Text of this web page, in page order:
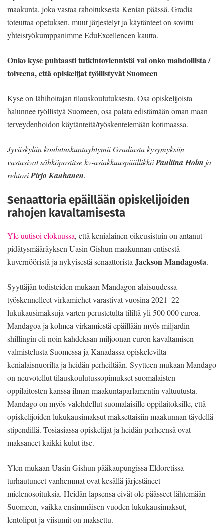
maakunta, joka vastaa rahoituksesta Kenian päässä. Gradia
toteuttaa opetuksen, muut järjestelyt ja käytänteet on sovittu
yhteistyökumppanimme EduExcellencen kautta.
Onko kyse puhtaasti tutkintoviennistä vai onko mahdollista /
toiveena, että opiskelijat työllistyvät Suomeen
Kyse on lähihoitajan tilauskoulutuksesta. Osa opiskelijoista
halunnee työllistyä Suomeen, osa palata edistämään oman maan
terveydenhoidon käytänteitä/työskentelemään kotimaassa.
Jyväskylän koulutuskuntayhtymä Gradiasta kysymyksiin
vastasivat sähköpostitse kv-asiakkuuspäällikköPauliina Holm ja
rehtoriPirjo Kauhanen.
Senaattoria epäillään opiskelijoiden
rahojen kavaltamisesta
Yle uutisoi elokuussa, että kenialainen oikeusistuin on antanut
pidätysmääräyksen Uasin Gishun maakunnan entisestä
kuvernööristä ja nykyisestä senaattoristaJackson Mandagosta.
Syyttäjän todisteiden mukaan Mandagon alaisuudessa
työskennelleet virkamiehet varastivat vuosina 2021–22
lukukausimaksuja varten perustetulta tililtä yli 500 000 euroa.
Mandagoa ja kolmea virkamiestä epäillään myös miljardin
shillingin eli noin kahdeksan miljoonan euron kavaltamisen
valmistelusta Suomessa ja Kanadassa opiskelevilta
kenialaisnuorilta ja heidän perheiltään. Syytteen mukaan Mandago
on neuvotellut tilauskoulutussopimukset suomalaisten
oppilaitosten kanssa ilman maakuntaparlamentin valtuutusta.
Mandago on myös valehdellut suomalaisille oppilaitoksille, että
opiskelijoiden lukukausimaksut maksettaisiin maakunnan täydellä
stipendillä. Tosiasiassa opiskelijat ja heidän perheensä ovat
maksaneet kaikki kulut itse.
Ylen mukaan Uasin Gishun pääkaupungissa Eldoretissa
turhautuneet vanhemmat ovat kesällä järjestäneet
mielenosoituksia. Heidän lapsensa eivät ole päässeet lähtemään
Suomeen, vaikka ensimmäisen vuoden lukukausimaksut,
lentoliput ja viisumit on maksettu.